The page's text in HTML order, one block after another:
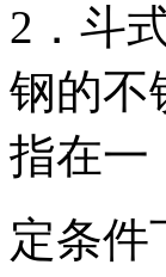
2．斗
钢的不
指在一
定条件